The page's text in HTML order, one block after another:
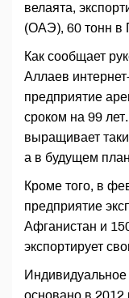
велаята,
(ОАЭ), 60 тонн в
Как сообщает
Аллаев
предприятие
сроком на 99
выращивает
а в будущем
Кроме того, в
предприятие
Афганистан и
экспортирует
основано в 2012